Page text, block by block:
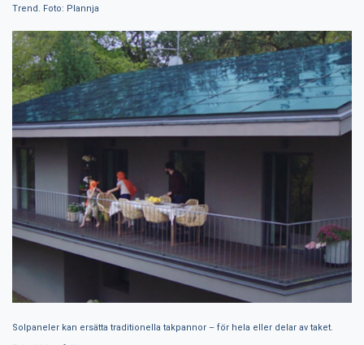
Trend. Foto: Plannja
Solpaneler kan ersätta traditionella takpannor – för hela eller delar av taket.